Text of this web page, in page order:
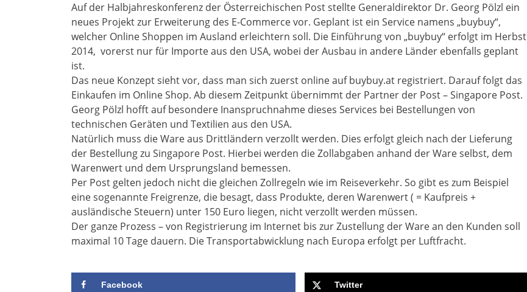
Auf der Halbjahreskonferenz der Österreichischen Post stellte Generaldirektor Dr. Georg Pölzl ein
neues Projekt zur Erweiterung des E-Commerce vor. Geplant ist ein Service namens „buybuy“,
welcher Online Shoppen im Ausland erleichtern soll. Die Einführung von „buybuy“ erfolgt im Herbst
2014, vorerst nur für Importe aus den USA, wobei der Ausbau in andere Länder ebenfalls geplant
ist.
Das neue Konzept sieht vor, dass man sich zuerst online auf buybuy.at registriert. Darauf folgt das
Einkaufen im Online Shop. Ab diesem Zeitpunkt übernimmt der Partner der Post – Singapore Post.
Georg Pölzl hofft auf besondere Inanspruchnahme dieses Services bei Bestellungen von
technischen Geräten und Textilien aus den USA.
Natürlich muss die Ware aus Drittländern verzollt werden. Dies erfolgt gleich nach der Lieferung
der Bestellung zu Singapore Post. Hierbei werden die Zollabgaben anhand der Ware selbst, dem
Warenwert und dem Ursprungsland bemessen.
Per Post gelten jedoch nicht die gleichen Zollregeln wie im Reiseverkehr. So gibt es zum Beispiel
eine sogenannte Freigrenze, die besagt, dass Produkte, deren Warenwert ( = Kaufpreis +
ausländische Steuern) unter 150 Euro liegen, nicht verzollt werden müssen.
Der ganze Prozess – von Registrierung im Internet bis zur Zustellung der Ware an den Kunden soll
maximal 10 Tage dauern. Die Transportabwicklung nach Europa erfolgt per Luftfracht.
Facebook Twitter